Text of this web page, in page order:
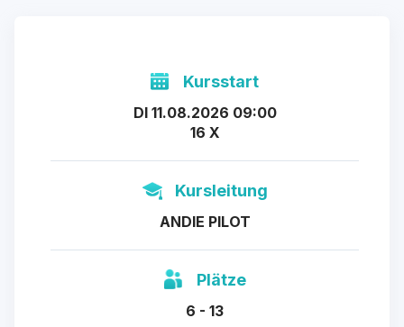
Kursstart
DI 11.08.2026 09:00
16 X
Kursleitung
ANDIE PILOT
Plätze
6 - 13